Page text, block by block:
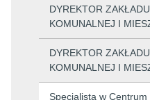
DYREKTOR
KOMUNALNEJ I
DYREKTOR
KOMUNALNEJ I
Specjalista w